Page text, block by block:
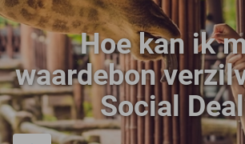
10+ miljoen leden
9,4
Ontdek 15.000+ deals
Hoe kan ik
waardebon
Social